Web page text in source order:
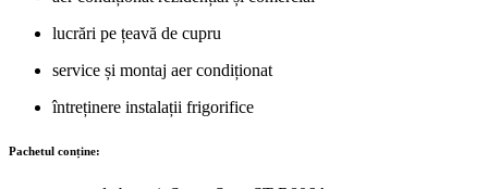
lucrări pe țeavă de cupru
service și montaj aer condiționat
întreținere instalații frigorifice
Pachetul conține: